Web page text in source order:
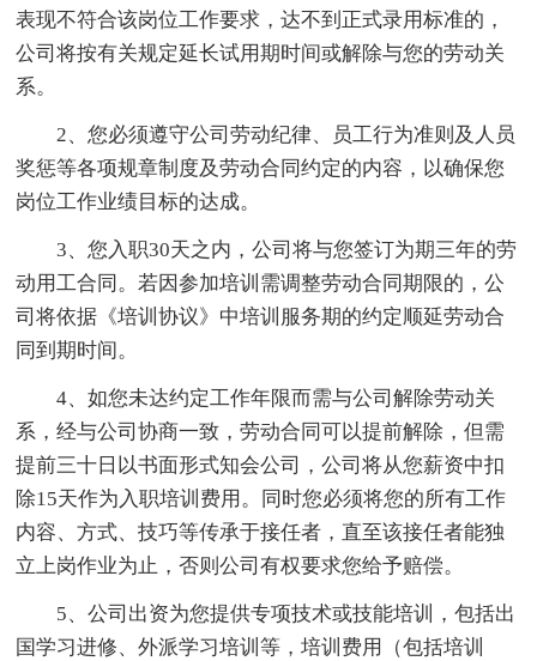
表现不符合该岗位工作要求，达不到正式录用标准的，
公司将按有关规定延长试用期时间或解除与您的劳动关
系。
2、您必须遵守公司劳动纪律、员工行为准则及人员
奖惩等各项规章制度及劳动合同约定的内容，以确保您
岗位工作业绩目标的达成。
3、您入职30天之内，公司将与您签订为期三年的劳
动用工合同。若因参加培训需调整劳动合同期限的，公
司将依据《培训协议》中培训服务期的约定顺延劳动合
同到期时间。
4、如您未达约定工作年限而需与公司解除劳动关
系，经与公司协商一致，劳动合同可以提前解除，但需
提前三十日以书面形式知会公司，公司将从您薪资中扣
除15天作为入职培训费用。同时您必须将您的所有工作
内容、方式、技巧等传承于接任者，直至该接任者能独
立上岗作业为止，否则公司有权要求您给予赔偿。
5、公司出资为您提供专项技术或技能培训，包括出
国学习进修、外派学习培训等，培训费用（包括培训